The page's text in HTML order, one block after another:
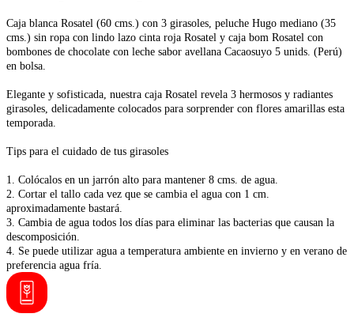
Caja blanca Rosatel (60 cms.) con 3 girasoles, peluche Hugo mediano (35
cms.) sin ropa con lindo lazo cinta roja Rosatel y caja bom Rosatel con
bombones de chocolate con leche sabor avellana Cacaosuyo 5 unids. (Perú)
en bolsa.
Elegante y sofisticada, nuestra caja Rosatel revela 3 hermosos y radiantes
girasoles, delicadamente colocados para sorprender con flores amarillas esta
temporada.
Tips para el cuidado de tus girasoles
1. Colócalos en un jarrón alto para mantener 8 cms. de agua.
2. Cortar el tallo cada vez que se cambia el agua con 1 cm.
aproximadamente bastará.
3. Cambia de agua todos los días para eliminar las bacterias que causan la
descomposición.
4. Se puede utilizar agua a temperatura ambiente en invierno y en verano de
preferencia agua fría.